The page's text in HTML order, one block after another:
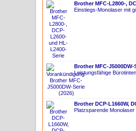
Brother MFC-L2800-,
Einstiegs-Monolaser mit
Brother MFC-J5000DW-
Leistungsfähige
Brother DCP-L1660W,
Platzsparende